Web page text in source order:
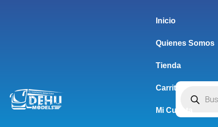
Inicio
Quienes Somos
Tienda
Carrito
Mi Cuenta